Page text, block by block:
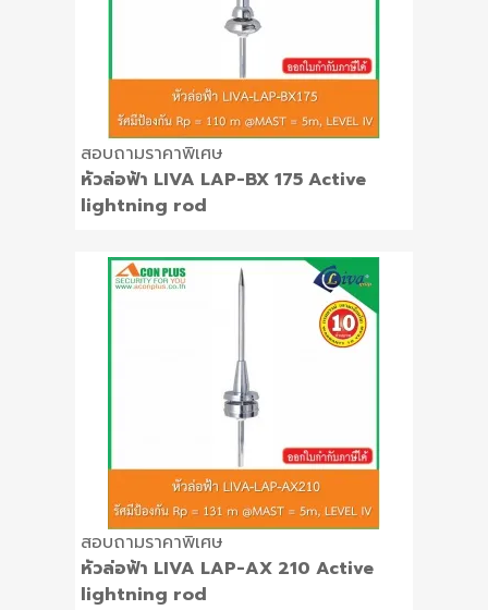
สอบถามราคาพิเศษ
หัวล่อฟ้า LIVA LAP-BX 175 Active
lightning rod
สอบถามราคาพิเศษ
หัวล่อฟ้า LIVA LAP-AX 210 Active
lightning rod